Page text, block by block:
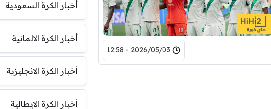
2026/05/03 - 12:58
أخبار الكرة السعودية
أخبار الكرة الالمانية
أخبار الكرة الانجليزية
أخبار الكرة الايطالية